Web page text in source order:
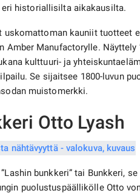
historiallisilta aikakausilta.
uskomattoman kauniit tuotteet
Amber Manufactorylle.
kulttuuri- ja
Se sijaitsee 1800-luvun
muistomerkki.
Otto Lyash
bunkkeri” tai Bunkkeri,
puolustuspäällikölle Otto